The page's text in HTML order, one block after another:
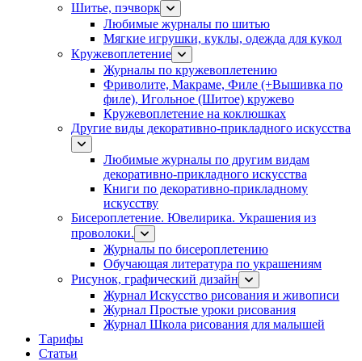
Шитье, пэчворк
Любимые журналы по шитью
Мягкие игрушки, куклы, одежда для кукол
Кружевоплетение
Журналы по кружевоплетению
Фриволите, Макраме, Филе (+Вышивка по
филе), Игольное (Шитое) кружево
Кружевоплетение на коклюшках
Другие виды декоративно-прикладного искусства
Любимые журналы по другим видам
декоративно-прикладного искусства
Книги по декоративно-прикладному
искусству
Бисероплетение. Ювелирика. Украшения из
проволоки.
Журналы по бисероплетению
Обучающая литература по украшениям
Рисунок, графический дизайн
Журнал Искусство рисования и живописи
Журнал Простые уроки рисования
Журнал Школа рисования для малышей
Тарифы
Статьи